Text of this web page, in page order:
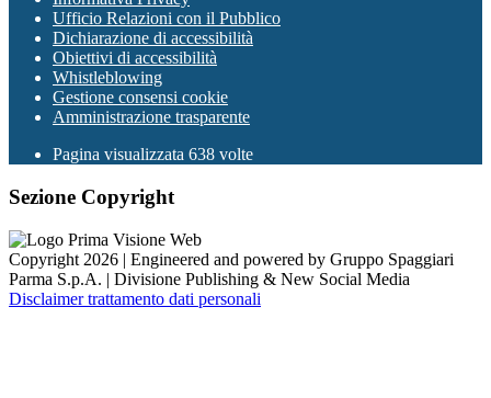
Ufficio Relazioni con il Pubblico
Dichiarazione di accessibilità
Obiettivi di accessibilità
Whistleblowing
Gestione consensi cookie
Amministrazione trasparente
Pagina visualizzata 638 volte
Sezione Copyright
Copyright 2026 | Engineered and powered by Gruppo Spaggiari
Parma S.p.A. | Divisione Publishing & New Social Media
Disclaimer trattamento dati personali